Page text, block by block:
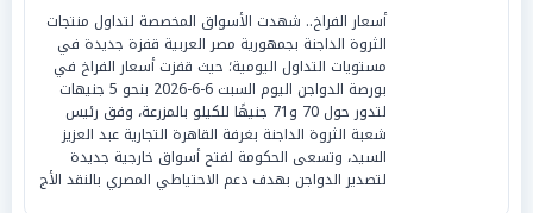
أسعار الفراخ.. شهدت الأسواق المخصصة لتداول منتجات
الثروة الداجنة بجمهورية مصر العربية قفزة جديدة في
مستويات التداول اليومية؛ حيث قفزت أسعار الفراخ في
بورصة الدواجن اليوم السبت 6-6-2026 بنحو 5 جنيهات
لتدور حول 70 و71 جنيهًا للكيلو بالمزرعة، وفق رئيس
شعبة الثروة الداجنة بغرفة القاهرة التجارية عبد العزيز
السيد، وتسعى الحكومة لفتح أسواق خارجية جديدة
لتصدير الدواجن بهدف دعم الاحتياطي المصري بالنقد الأج